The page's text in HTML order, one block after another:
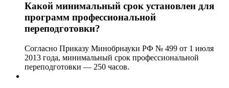
Какой минимальный срок установлен для
программ профессиональной
переподготовки?
Согласно Приказу Минобрнауки РФ № 499 от 1 июля
2013 года, минимальный срок профессиональной
переподготовки — 250 часов.